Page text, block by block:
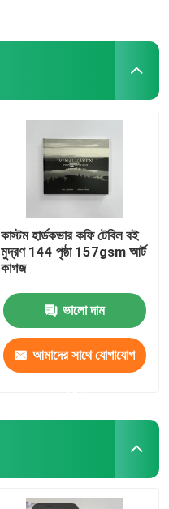
কাস্টম হার্ডকভার কফি টেবিল বই
মুদ্রণ 144 পৃষ্ঠা 157gsm আর্ট
কাগজ
ভালো দাম
আমাদের সাথে যোগাযোগ